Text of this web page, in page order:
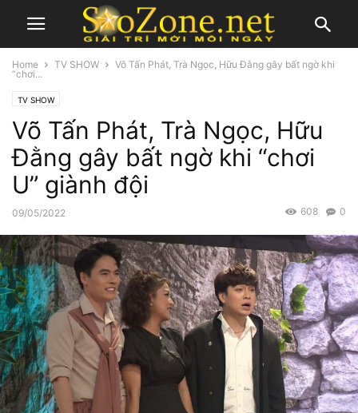
Home TV SHOW
Võ Tấn Phát, Trà Ngọc, Hữu Đằng gây bất ngờ khi
“chơi...
TV SHOW
Võ Tấn Phát, Trà Ngọc, Hữu
Đằng gây bất ngờ khi “chơi
U” giành đội
09/05/2022 0
608